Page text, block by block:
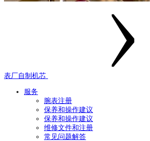
表厂自制机芯
服务
腕表注册
保养和操作建议
保养和操作建议
维修文件和注册
常见问题解答